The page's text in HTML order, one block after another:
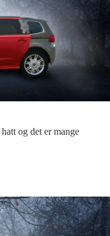
og det er mange